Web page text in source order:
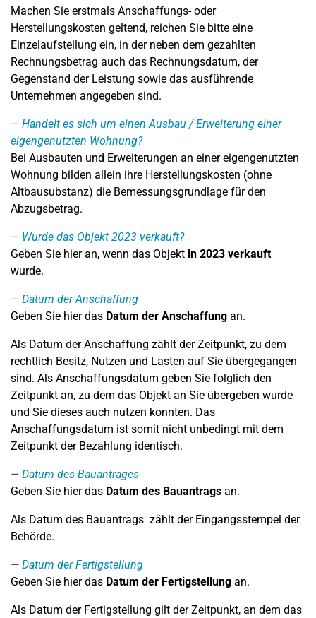
Machen Sie erstmals Anschaffungs- oder
Herstellungskosten geltend, reichen Sie bitte eine
Einzelaufstellung ein, in der neben dem gezahlten
Rechnungsbetrag auch das Rechnungsdatum, der
Gegenstand der Leistung sowie das ausführende
Unternehmen angegeben sind.
Handelt es sich um einen Ausbau / Erweiterung einer
eigengenutzten Wohnung?
Bei Ausbauten und Erweiterungen an einer eigengenutzten
Wohnung bilden allein ihre Herstellungskosten (ohne
Altbausubstanz) die Bemessungsgrundlage für den
Abzugsbetrag.
Wurde das Objekt 2023 verkauft?
Geben Sie hier an, wenn das Objekt in 2023 verkauft
wurde.
Datum der Anschaffung
Geben Sie hier das Datum der Anschaffung an.
Als Datum der Anschaffung zählt der Zeitpunkt, zu dem
rechtlich Besitz, Nutzen und Lasten auf Sie übergegangen
sind. Als Anschaffungsdatum geben Sie folglich den
Zeitpunkt an, zu dem das Objekt an Sie übergeben wurde
und Sie dieses auch nutzen konnten. Das
Anschaffungsdatum ist somit nicht unbedingt mit dem
Zeitpunkt der Bezahlung identisch.
Datum des Bauantrages
Geben Sie hier das Datum des Bauantrags an.
Als Datum des Bauantrags zählt der Eingangsstempel der
Behörde.
Datum der Fertigstellung
Geben Sie hier das Datum der Fertigstellung an.
Als Datum der Fertigstellung gilt der Zeitpunkt, an dem das